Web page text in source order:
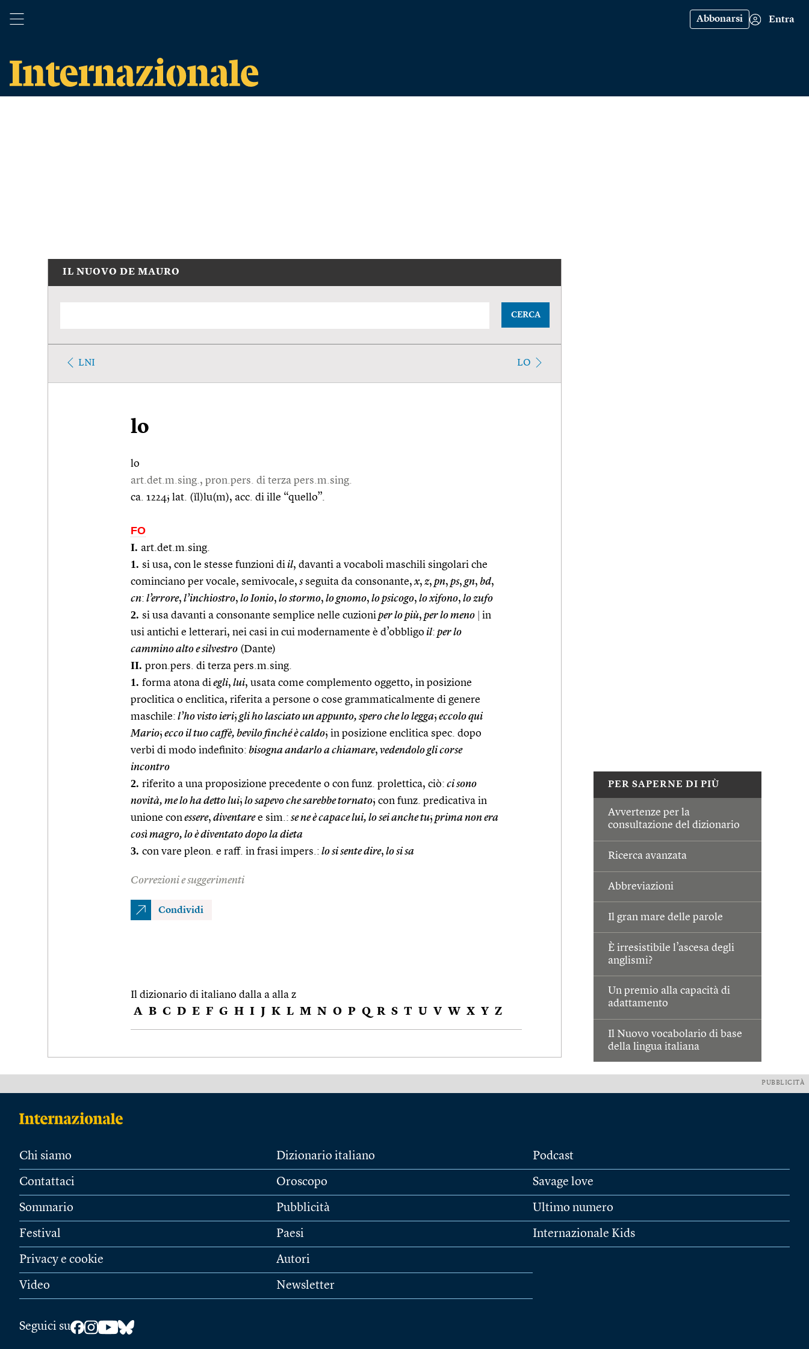
Abbonarsi Entra
PER SAPERNE DI PIÙ
Avvertenze per la
consultazione del dizionario
Ricerca avanzata
Abbreviazioni
Il gran mare delle parole
È irresistibile l’ascesa degli
anglismi?
Un premio alla capacità di
adattamento
Il Nuovo vocabolario di base
della lingua italiana
IL NUOVO DE MAURO
CERCA
LNI LO
lo
lo
art.det.m.sing., pron.pers. di terza pers.m.sing.
ca. 1224; lat. (ĭl)lu(m), acc. di ille “quello”.
FO
I. art.det.m.sing.
1. si usa, con le stesse funzioni di il, davanti a vocaboli maschili singolari che
cominciano per vocale, semivocale, sseguita da consonante,x, z, pn, ps, gn, bd,
cn: l’errore, l’inchiostro, lo Ionio, lo stormo, lo gnomo, lo psicogo, lo xifono, lo zufo
2. si usa davanti a consonante semplice nelle cuzioniper lo più, per lo meno
in
usi antichi e letterari, nei casi in cui modernamente è d’obbligo il: per lo
cammino alto e silvestro (Dante)
II. pron.pers. di terza pers.m.sing.
1. forma atona diegli, lui, usata come complemento oggetto, in posizione
proclitica o enclitica, riferita a persone o cose grammaticalmente di genere
maschile: l’ho visto ieri; gli ho lasciato un appunto, spero che lo legga; eccolo qui
Mario; ecco il tuo caffè, bevilo finché è caldo; in posizione enclitica spec. dopo
verbi di modo indefinito: bisogna andarlo a chiamare, vedendolo gli corse
incontro
2. riferito a una proposizione precedente o con funz. prolettica, ciò: ci sono
novità, me lo ha detto lui; lo sapevo che sarebbe tornato; con funz. predicativa in
unione conessere, diventaree sim.: se ne è capace lui, lo sei anche tu; prima non era
così magro, lo è diventato dopo la dieta
3. con vare pleon. e raff. in frasi impers.: lo si sente dire, lo si sa
Correzioni e suggerimenti
Condividi
Il dizionario di italiano dalla a alla z
A B C D E F G H I J K L M N O P Q R S T U V W X Y Z
PUBBLICITÀ
Chi siamo
Contattaci
Sommario
Festival
Privacy e cookie
Video
Dizionario italiano
Oroscopo
Pubblicità
Paesi
Autori
Newsletter
Podcast
Savage love
Ultimo numero
Internazionale Kids
Seguici su